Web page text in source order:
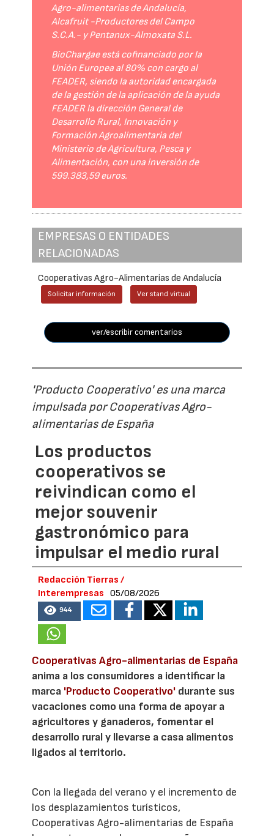
Agro-alimentarias de Andalucía,
Alcafruit -Productores del Campo
S.C.A.- y Pentanux-Almoxata S.L.
BioChargae está cofinanciado por la
Unión Europea al 80% con cargo al
FEADER, siendo la autoridad encargada
de la gestión de la aplicación de la ayuda
FEADER la dirección General de
Desarrollo Rural, Innovación y
Formación Agroalimentaria del
Ministerio de Agricultura, Pesca y
Alimentación, con una inversión de
599.383,59 euros.
EMPRESAS O ENTIDADES
RELACIONADAS
Cooperativas Agro-Alimentarias de Andalucía
Solicitar información Ver stand virtual
ver/escribir comentarios
'Producto Cooperativo' es una marca
impulsada por Cooperativas Agro-
alimentarias de España
Los productos
cooperativos se
reivindican como el
mejor souvenir
gastronómico para
impulsar el medio rural
Redacción Tierras /
Interempresas
05/08/2026
944
Cooperativas Agro-alimentarias de España
anima a los consumidores a identificar la
marca 'Producto Cooperativo' durante sus
vacaciones como una forma de apoyar a
agricultores y ganaderos, fomentar el
desarrollo rural y llevarse a casa alimentos
ligados al territorio.
Con la llegada del verano y el incremento de
los desplazamientos turísticos,
Cooperativas Agro-alimentarias de España